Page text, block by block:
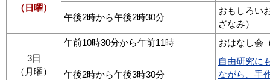
（日曜）
午後2時から午後2時30分
おもしろい
ざなみ）
3日
（月曜）
午前10時30分から午前11時 おはなし会
午後2時から午後3時30分
自由研究に
ながら、手